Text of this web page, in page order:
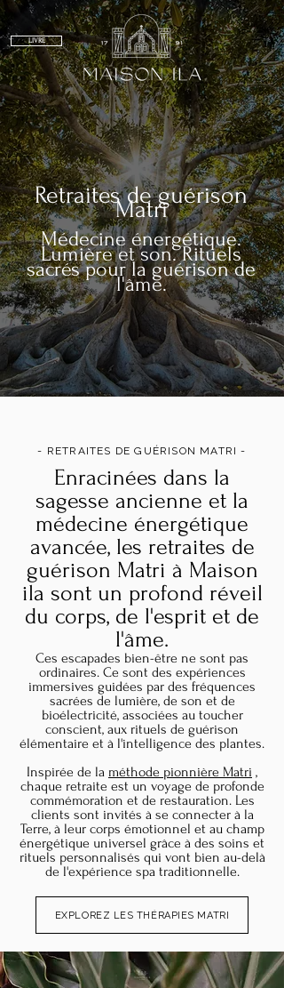
LIVRE
Retraites de guérison
Matri
Médecine énergétique.
Lumière et son. Rituels
sacrés pour la guérison de
l'âme.
- RETRAITES DE GUÉRISON MATRI -
Enracinées dans la
sagesse ancienne et la
médecine énergétique
avancée, les retraites de
guérison Matri à Maison
ila sont un profond réveil
du corps, de l'esprit et de
l'âme.
Ces escapades bien-être ne sont pas
ordinaires. Ce sont des expériences
immersives guidées par des fréquences
sacrées de lumière, de son et de
bioélectricité, associées au toucher
conscient, aux rituels de guérison
élémentaire et à l'intelligence des plantes.
Inspirée de la méthode pionnière Matri ,
chaque retraite est un voyage de profonde
commémoration et de restauration. Les
clients sont invités à se connecter à la
Terre, à leur corps émotionnel et au champ
énergétique universel grâce à des soins et
rituels personnalisés qui vont bien au-delà
de l'expérience spa traditionnelle.
EXPLOREZ LES THÉRAPIES MATRI